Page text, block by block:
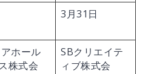
3月31日
ホール
株式会
SBクリエイテ
ィブ株式会